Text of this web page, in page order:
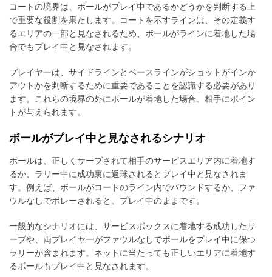
コートの境界は、ボールがプレイ中であるかどうかを判断する上
で重要な役割を果たします。コートを示すラインは、その定義す
るエリアの一部と見なされるため、ボールがラインに着地した場
合でもプレイ中と見なされます。
プレイヤーは、サイドラインとベースラインがショットがインか
アウトかを判断するために重要であることを認識する必要があり
ます。これらの境界の外にボールが着地した場合、相手にポイン
トが与えられます。
ボールがプレイ中と見なされるシナリオ
ボールは、正しくサーブされて相手のサービスエリア内に着地す
るか、ラリー中に成功裏に返球されるとプレイ中と見なされま
す。例えば、ボールがコートのライン内でバウンドするか、ファ
ウルなしでボレーされると、プレイ中のままです。
一般的なシナリオには、サービスボックスに着地する成功したサ
ーブや、両プレイヤーがファウルなしでボールをプレイ中に保つ
ラリーが含まれます。ネットに当たっても正しいエリアに着地す
るボールもプレイ中と見なされます。